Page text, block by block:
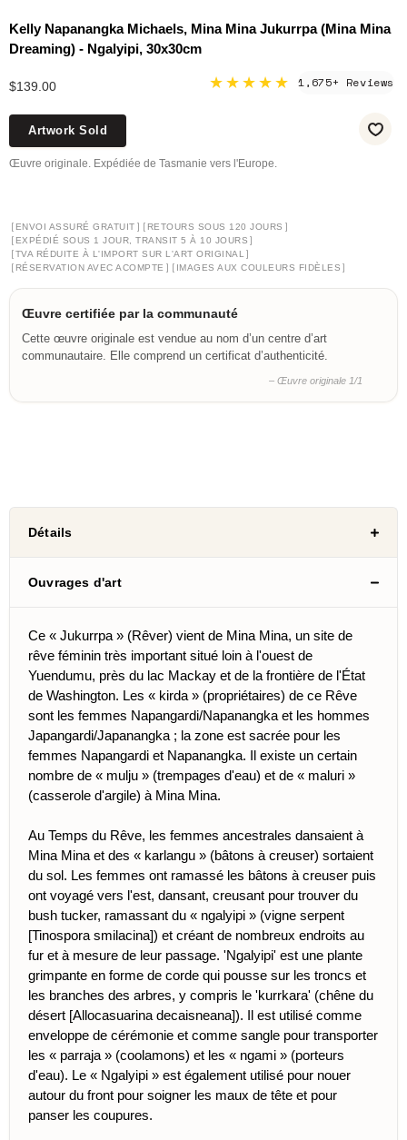
Kelly Napanangka Michaels, Mina Mina Jukurrpa (Mina Mina
Dreaming) - Ngalyipi, 30x30cm
$139.00 ★★★★★ 1,675+ Reviews
Artwork Sold
Œuvre originale. Expédiée de Tasmanie vers l'Europe.
[ ENVOI ASSURÉ GRATUIT ] [ RETOURS SOUS 120 JOURS ]
[ EXPÉDIÉ SOUS 1 JOUR, TRANSIT 5 À 10 JOURS ]
[TVA RÉDUITE À L'IMPORT SUR L'ART ORIGINAL ]
[ RÉSERVATION AVEC ACOMPTE ] [ IMAGES AUX COULEURS FIDÈLES ]
Œuvre certifiée par la communauté
Cette œuvre originale est vendue au nom d’un centre d’art
communautaire. Elle comprend un certificat d’authenticité.
– Œuvre originale 1/1
Détails
Ouvrages d'art
Ce « Jukurrpa » (Rêver) vient de Mina Mina, un site de
rêve féminin très important situé loin à l'ouest de
Yuendumu, près du lac Mackay et de la frontière de l'État
de Washington. Les « kirda » (propriétaires) de ce Rêve
sont les femmes Napangardi/Napanangka et les hommes
Japangardi/Japanangka ; la zone est sacrée pour les
femmes Napangardi et Napanangka. Il existe un certain
nombre de « mulju » (trempages d'eau) et de « maluri »
(casserole d'argile) à Mina Mina.
Au Temps du Rêve, les femmes ancestrales dansaient à
Mina Mina et des « karlangu » (bâtons à creuser) sortaient
du sol. Les femmes ont ramassé les bâtons à creuser puis
ont voyagé vers l'est, dansant, creusant pour trouver du
bush tucker, ramassant du « ngalyipi » (vigne serpent
[Tinospora smilacina]) et créant de nombreux endroits au
fur et à mesure de leur passage. 'Ngalyipi' est une plante
grimpante en forme de corde qui pousse sur les troncs et
les branches des arbres, y compris le 'kurrkara' (chêne du
désert [Allocasuarina decaisneana]). Il est utilisé comme
enveloppe de cérémonie et comme sangle pour transporter
les « parraja » (coolamons) et les « ngami » (porteurs
d'eau). Le « Ngalyipi » est également utilisé pour nouer
autour du front pour soigner les maux de tête et pour
panser les coupures.